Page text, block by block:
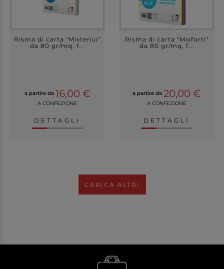
Risma di carta "Mixtenui"
da 80 gr/mq, f...
a partire da 16,00 €
A CONFEZIONE
DETTAGLI
Risma di carta "Mixforti"
da 80 gr/mq, f...
a partire da 20,00 €
A CONFEZIONE
DETTAGLI
CARICA ALTRI